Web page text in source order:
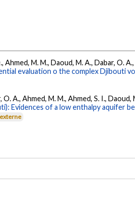
M. M., Daoud, M. A., Dabar, O.
evaluation o the complex Djibouti
A., Ahmed, M. M., Ahmed, S. I., Daoud,
Evidences of a low enthalpy aquifer